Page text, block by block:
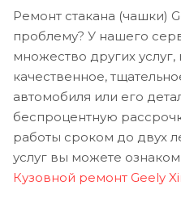
Ремонт стакана (чашки)
проблему? У нашего
множество других
качественное,
автомобиля или его
беспроцентную
работы сроком до двух
услуг вы можете
Кузовной ремонт Geely